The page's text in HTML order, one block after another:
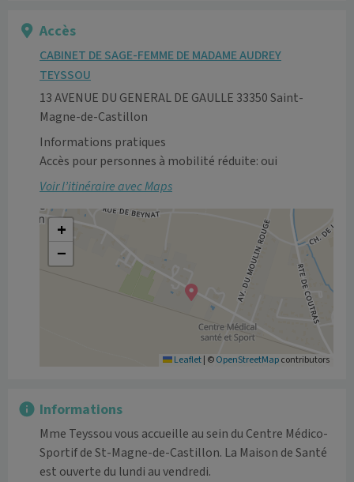
Accès
CABINET DE SAGE-FEMME DE MADAME AUDREY
TEYSSOU
13 AVENUE DU GENERAL DE GAULLE 33350 Saint-
Magne-de-Castillon
Informations pratiques
Accès pour personnes à mobilité réduite: oui
Voir l’itinéraire avec Maps
+
−
Leaflet| ©OpenStreetMapcontributors
Informations
Mme Teyssou vous accueille au sein du Centre Médico-
Sportif de St-Magne-de-Castillon. La Maison de Santé
est ouverte du lundi au vendredi.